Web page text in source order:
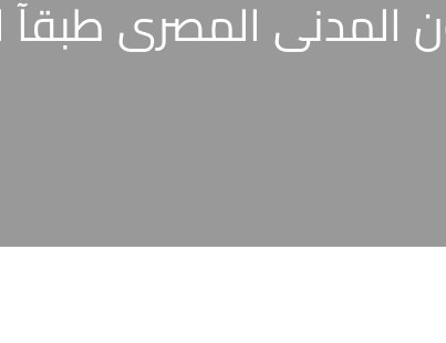
المدنى المصرى طبقآ